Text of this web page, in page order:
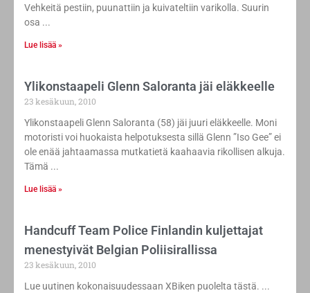
Vehkeitä pestiin, puunattiin ja kuivateltiin varikolla. Suurin
osa
Lue lisää »
Ylikonstaapeli Glenn Saloranta jäi eläkkeelle
23 kesäkuun, 2010
Ylikonstaapeli Glenn Saloranta (58) jäi juuri eläkkeelle. Moni
motoristi voi huokaista helpotuksesta sillä Glenn ”Iso Gee” ei
ole enää jahtaamassa mutkatietä kaahaavia rikollisen alkuja.
Tämä
Lue lisää »
Handcuff Team Police Finlandin kuljettajat
menestyivät Belgian Poliisirallissa
23 kesäkuun, 2010
Lue uutinen kokonaisuudessaan XBiken puolelta tästä.